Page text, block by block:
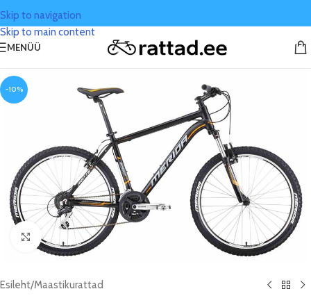
Skip to navigation
Skip to main content
MENÜÜ
-10%
Click to enlarge
Esileht/Maastikurattad